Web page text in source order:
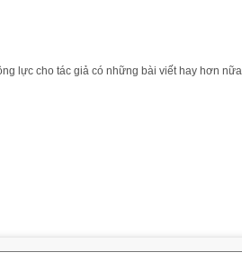
lực cho tác giả có những bài viết hay hơn nữa.